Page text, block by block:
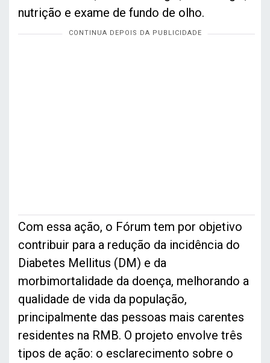
nutrição e exame de fundo de olho.
Com essa ação, o Fórum tem por objetivo
contribuir para a redução da incidência do
Diabetes Mellitus (DM) e da
morbimortalidade da doença, melhorando a
qualidade de vida da população,
principalmente das pessoas mais carentes
residentes na RMB. O projeto envolve três
tipos de ação: o esclarecimento sobre o